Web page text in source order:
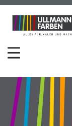
Zum
Inhalt
Zum
Navigationsmenü